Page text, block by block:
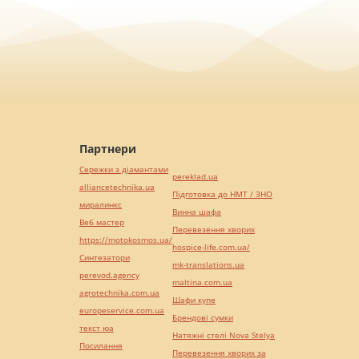
Партнери
Сережки з діамантами
alliancetechnika.ua
миралинкс
Веб мастер
https://motokosmos.ua/
Синтезатори
perevod.agency
agrotechnika.com.ua
europeservice.com.ua
текст юа
Посилання
pereklad.ua
Підготовка до НМТ / ЗНО
Винна шафа
Перевезення хворих
hospice-life.com.ua/
mk-translations.ua
maltina.com.ua
Шафи купе
Брендові сумки
Натяжні стелі Nova Stelya
Перевезення хворих за